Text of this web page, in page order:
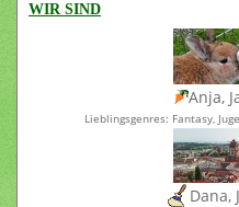
WIR SIND
Anja,
Lieblingsgenres: Fantasy,
Dana,